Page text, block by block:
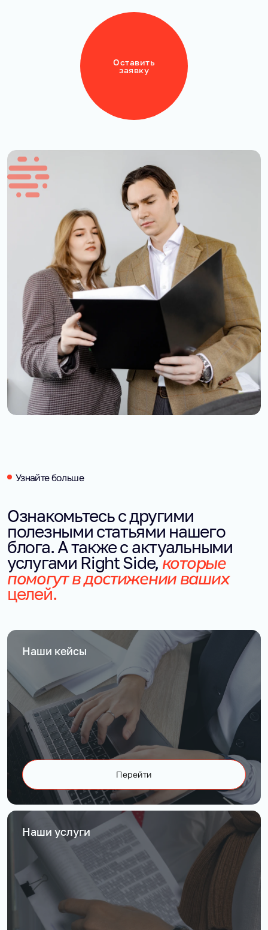
Оставить
заявку
Узнайте больше
Ознакомьтесь с другими
полезными статьями нашего
блога. А также с актуальными
услугами Right Side,которые
помогут в достижении ваших
целей.
Наши кейсы
Перейти
Наши услуги